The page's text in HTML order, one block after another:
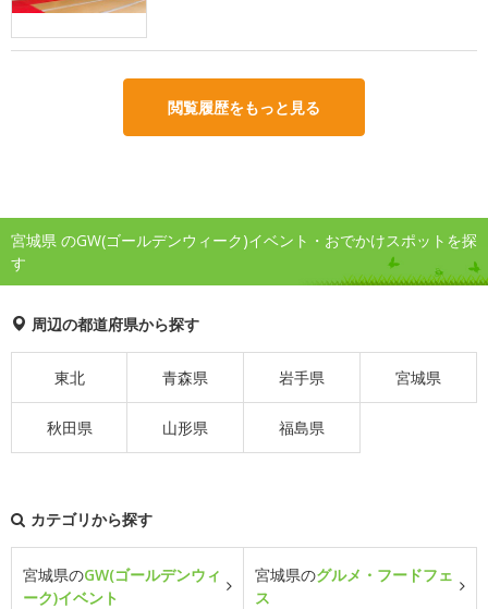
閲覧履歴をもっと見る
宮城県 のGW(ゴールデンウィーク)イベント・おでかけスポットを探
す
周辺の都道府県から探す
東北 青森県 岩手県 宮城県
秋田県 山形県 福島県
カテゴリから探す
宮城県のGW(ゴールデンウィ
ーク)イベント
宮城県のグルメ・フードフェ
ス